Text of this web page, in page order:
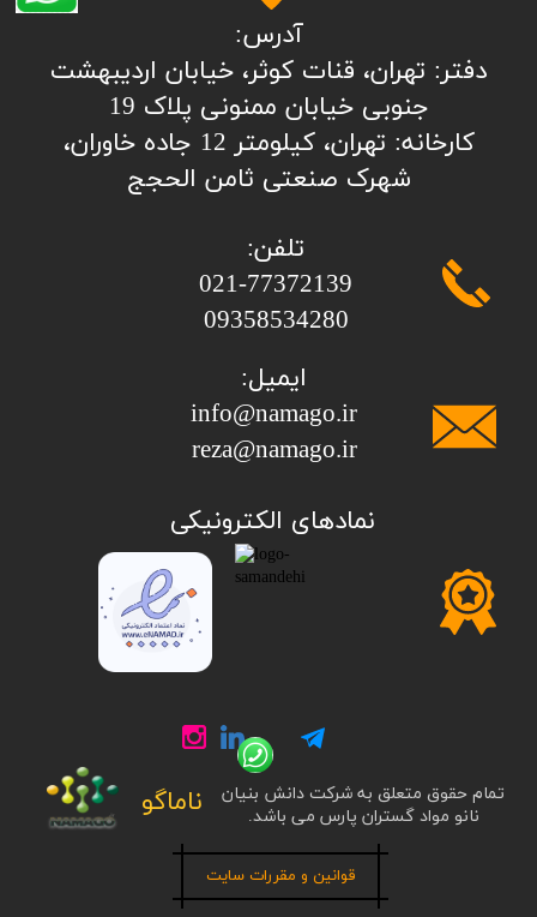
تمام حقوق متعلق به شرکت دانش بنیان
نانو مواد گستران پارس می باشد.
ناماگو
تلفن:
​​​​​​​021-77372139
​​​​​​​09358534280
آدرس:
​​​​​​​​دفتر: تهران، قنات کوثر، خیابان اردیبهشت
جنوبی خیابان ممنونی پلاک 19
کارخانه: تهران، کیلومتر 12 جاده خاوران،
شهرک صنعتی ثامن الحجج
ایمیل:
info@namago.ir
​​​​​​​reza@namago.ir
​نمادهای الکترونیکی
قوانین و مقررات سایت